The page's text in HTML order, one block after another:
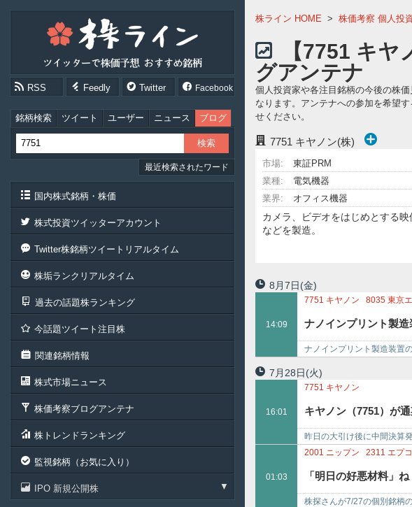
RSS Feedly Twitter Facebook
銘柄検索 ツイート ユーザー ニュース ブログ
最近検索されたワード
国内株式銘柄・株価
株式投資ツイッターアカウント
Twitter株銘柄ツイートリアルタイム
株垢ランクリアルタイム
過去の話題株ランキング
今話題ツイート注目株
関連銘柄情報
株式市場ニュース
株価考察ブログアンテナ
株トレンドランキング
監視銘柄（お気に入り）
IPO 新規公開株
株ライン HOME > 株価考察 個人投
【7751 キ
グアンテナ
個人投資家や各注目銘柄の今後の株
なります。アンテナへの参加を希望
せください。
7751 キヤノン(株)
市場:
東証PRM
業種:
電気機器
業界:
オフィス機器
カメラ、ビデオをはじめとする
などを製造。
8月7日(金)
14:09
7751 キヤノン 8035 東京
ナノインプリント製造
ナノインプリント製造装置
7月28日(火)
16:01
7751 キヤノン
キヤノン（7751）が
昨日の大引け後に中間決算
た事ないねぇ～）しました…
01:03
2001 ニップン 2311 エプコ
3733ソフトウェア・サービ
4373シンプレクス・ホール
「明日の好悪材料」
株探さんが7/27の個別銘柄